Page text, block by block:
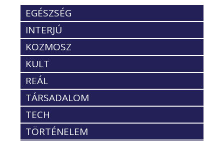
EGÉSZSÉG
INTERJÚ
KOZMOSZ
KULT
REÁL
TÁRSADALOM
TECH
TÖRTÉNELEM